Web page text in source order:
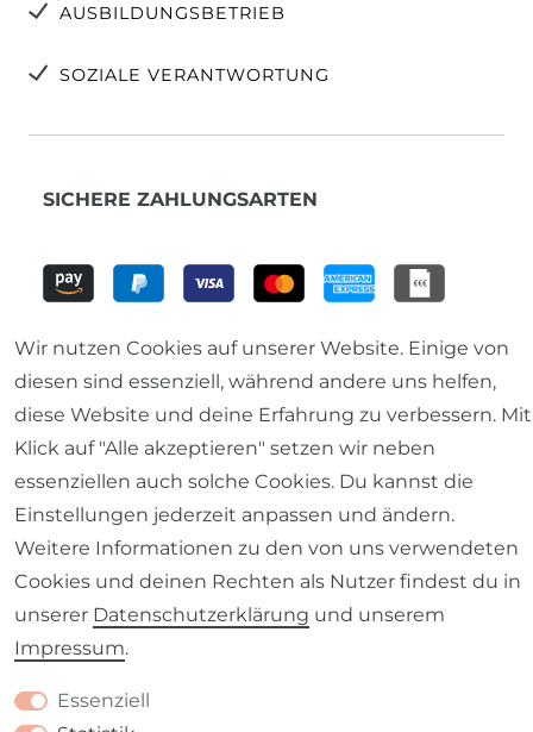
AUSBILDUNGSBETRIEB
SOZIALE VERANTWORTUNG
SICHERE ZAHLUNGSARTEN
ÖFFNUNGSZEITEN
Lieblingsladen Baunach
Do. & Fr. 14.00 bis 18.00 Uhr
Samstag 10.00 bis 13.00 Uhr
SCHÖNER LEBEN. folgen
Wir nutzen Cookies auf unserer Website. Einige von
diesen sind essenziell, während andere uns helfen,
diese Website und deine Erfahrung zu verbessern. Mit
Klick auf "Alle akzeptieren" setzen wir neben
essenziellen auch solche Cookies. Du kannst die
Einstellungen jederzeit anpassen und ändern.
Weitere Informationen zu den von uns verwendeten
Cookies und deinen Rechten als Nutzer findest du in
unserer Daten­schutz­erklärung und unserem
Impressum.
Essenziell